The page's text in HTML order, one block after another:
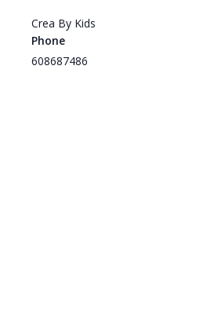
Crea By Kids
Phone
608687486